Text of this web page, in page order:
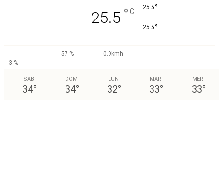
25.5 ° C 25.5 °
25.5 °
57 %
0.9kmh
3 %
SAB
34°
DOM
34°
LUN
32°
MAR
33°
MER
33°